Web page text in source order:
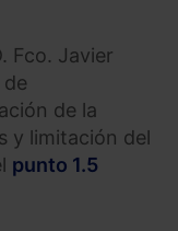
Fco. Javier
de la
y limitación del
punto 1.5